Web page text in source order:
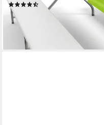
(7)
89,98 € 109,99 €
-18%
lieferbar - in 4-5 Werktagen bei dir